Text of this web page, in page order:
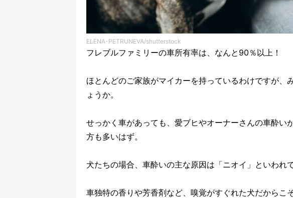
ELENA-PETRUNEVA/shutterstock
フレブルファミリーの車所有率は、なんと90％以上！
ほとんどのご家族がマイカーを持っているわけですが、
ょうか。
せっかく車があっても、愛ブヒやオーナーさんの車酔い
方も多いはず。
犬たちの場合、車酔いの主な原因は「ニオイ」といわれ
車独特の香りや芳香剤など、嗅覚がすぐれた犬だからこ